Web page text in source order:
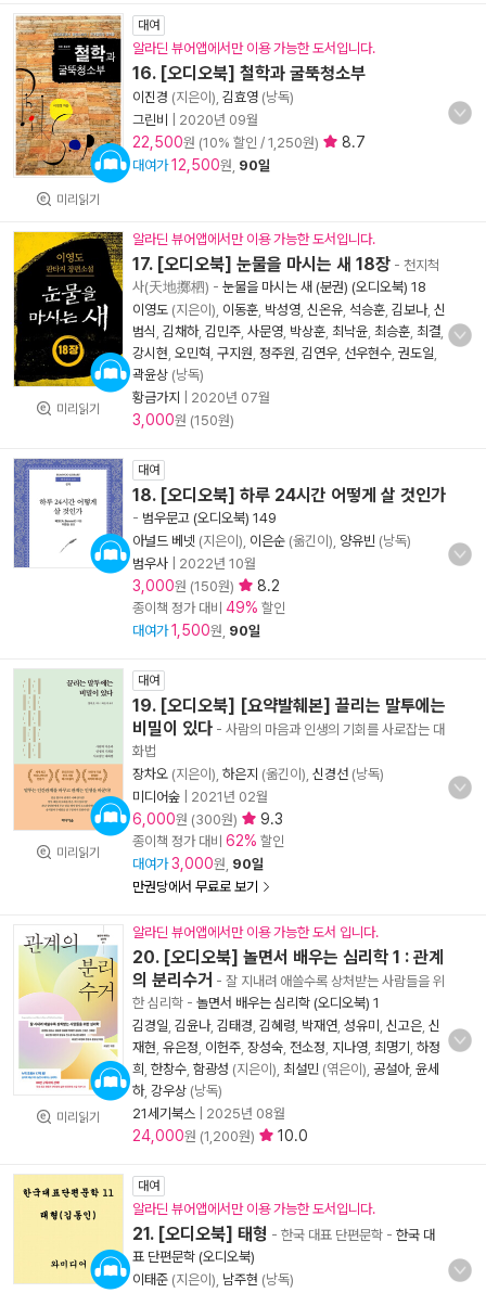
미리읽기
대여
알라딘 뷰어앱에서만 이용 가능한 도서입니다.
16. [오디오북] 철학과 굴뚝청소부
이진경 (지은이), 김효영 (낭독)
그린비
2020년 09월
22,500원 (10% 할인 / 1,250원) 8.7
대여가 12,500원, 90일
미리읽기
알라딘 뷰어앱에서만 이용 가능한 도서입니다.
17. [오디오북] 눈물을 마시는 새 18장 - 천지척
사(天地擲柶) - 눈물을 마시는 새 (분권) (오디오북) 18
이영도 (지은이), 이동훈 박성영 신온유 석승훈 김보나, 신
범식 김채하, 김민주 사문영 박상훈 최낙윤 최승훈 최결
강시현 오민혁 구지원 정주원 김연우 선우현수 권도일
곽윤상 (낭독)
황금가지
2020년 07월
3,000원 (150원)
대여
18. [오디오북] 하루 24시간 어떻게 살 것인가
- 범우문고 (오디오북) 149
아널드 베넷 (지은이), 이은순 (옮긴이), 양유빈 (낭독)
범우사
2022년 10월
3,000원 (150원) 8.2
종이책 정가 대비 49% 할인
대여가 1,500원, 90일
미리읽기
대여
19. [오디오북] [요약발췌본] 끌리는 말투에는
비밀이 있다 - 사람의 마음과 인생의 기회를 사로잡는 대
화법
장차오 (지은이), 하은지 (옮긴이), 신경선 (낭독)
미디어숲
2021년 02월
6,000원 (300원) 9.3
종이책 정가 대비 62% 할인
대여가 3,000원, 90일
만권당에서 무료로 보기
미리읽기
알라딘 뷰어앱에서만 이용 가능한 도서 입니다.
20. [오디오북] 놀면서 배우는 심리학 1 : 관계
의 분리수거 - 잘 지내려 애쓸수록 상처받는 사람들을 위
한 심리학 - 놀면서 배우는 심리학 (오디오북) 1
김경일 김윤나, 김태경 김혜령 박재연 성유미 신고은 신
재현 유은정 이헌주 장성숙 전소정 지나영 최명기
하정
희 한창수 함광성 (지은이), 최설민 (엮은이), 공설아, 윤세
하, 강우상 (낭독)
21세기북스
2025년 08월
24,000원 (1,200원) 10.0
대여
알라딘 뷰어앱에서만 이용 가능한 도서입니다.
21. [오디오북] 태형 - 한국 대표 단편문학 - 한국 대
표 단편문학 (오디오북)
이태준 (지은이), 남주현 (낭독)